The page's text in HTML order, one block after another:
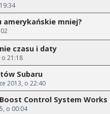
amerykańskie mniej?
czasu i daty
21:18
Subaru
2013, o 22:40
Control System Works
o 00:04